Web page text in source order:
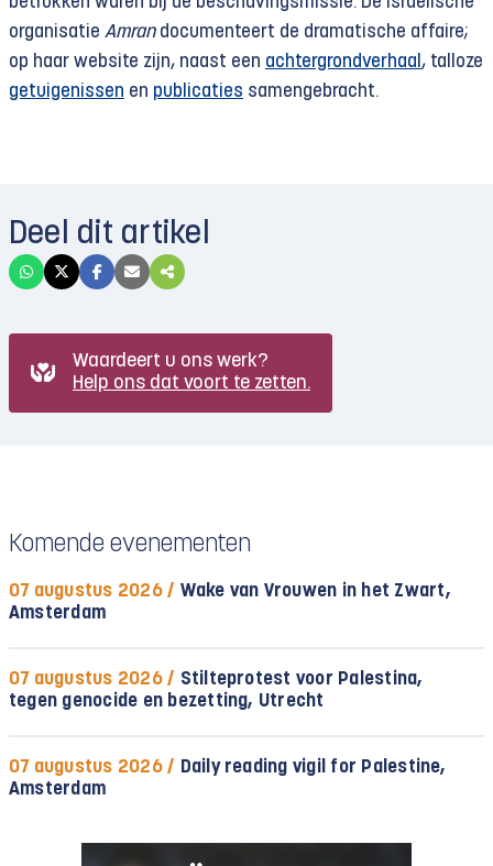
organisatie Amrandocumenteert de dramatische affaire;
op haar website zijn, naast een achtergrondverhaal , talloze
getuigenissen en publicaties samengebracht.
Deel dit artikel
Waardeert u ons werk?
Help ons dat voort te zetten.
Komende evenementen
07 augustus 2026 / Wake van Vrouwen in het Zwart,
Amsterdam
07 augustus 2026 / Stilteprotest voor Palestina,
tegen genocide en bezetting, Utrecht
07 augustus 2026 / Daily reading vigil for Palestine,
Amsterdam